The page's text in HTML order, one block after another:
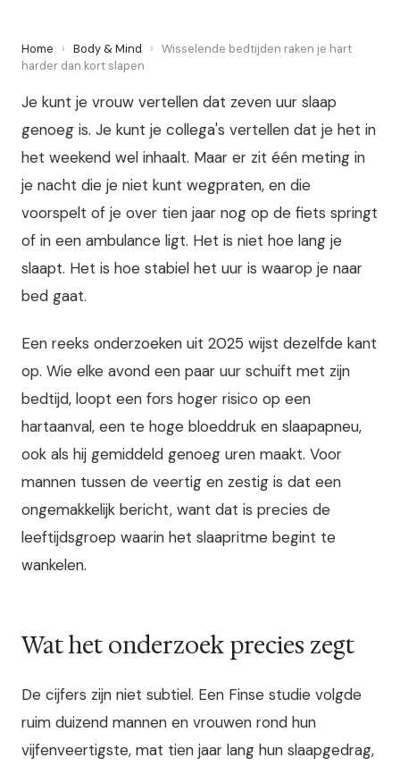
Home › Body & Mind › Wisselende bedtijden raken je hart
harder dan kort slapen
Je kunt je vrouw vertellen dat zeven uur slaap
genoeg is. Je kunt je collega's vertellen dat je het in
het weekend wel inhaalt. Maar er zit één meting in
je nacht die je niet kunt wegpraten, en die
voorspelt of je over tien jaar nog op de fiets springt
of in een ambulance ligt. Het is niet hoe lang je
slaapt. Het is hoe stabiel het uur is waarop je naar
bed gaat.
Een reeks onderzoeken uit 2025 wijst dezelfde kant
op. Wie elke avond een paar uur schuift met zijn
bedtijd, loopt een fors hoger risico op een
hartaanval, een te hoge bloeddruk en slaapapneu,
ook als hij gemiddeld genoeg uren maakt. Voor
mannen tussen de veertig en zestig is dat een
ongemakkelijk bericht, want dat is precies de
leeftijdsgroep waarin het slaapritme begint te
wankelen.
Wat het onderzoek precies zegt
De cijfers zijn niet subtiel. Een Finse studie volgde
ruim duizend mannen en vrouwen rond hun
vijfenveertigste, mat tien jaar lang hun slaapgedrag,